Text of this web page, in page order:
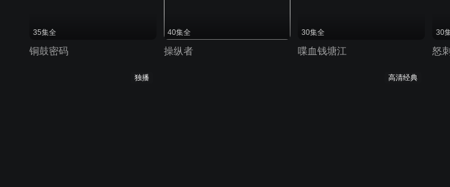
35集全
铜鼓密码
40集全
操纵者
30集全
喋血钱塘江
30
怒刺
独播 高清经典